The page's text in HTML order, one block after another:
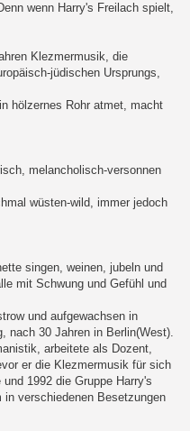
wenn Harry's Freilach spielt,
Klezmermusik, die
jüdischen Ursprungs,
hölzernes Rohr atmet, macht
melancholisch-versonnen
wüsten-wild, immer jedoch
singen, weinen, jubeln und
mit Schwung und Gefühl und
und aufgewachsen in
nach 30 Jahren in Berlin(West).
arbeitete als Dozent,
er die Klezmermusik für sich
1992 die Gruppe Harry's
in verschiedenen Besetzungen